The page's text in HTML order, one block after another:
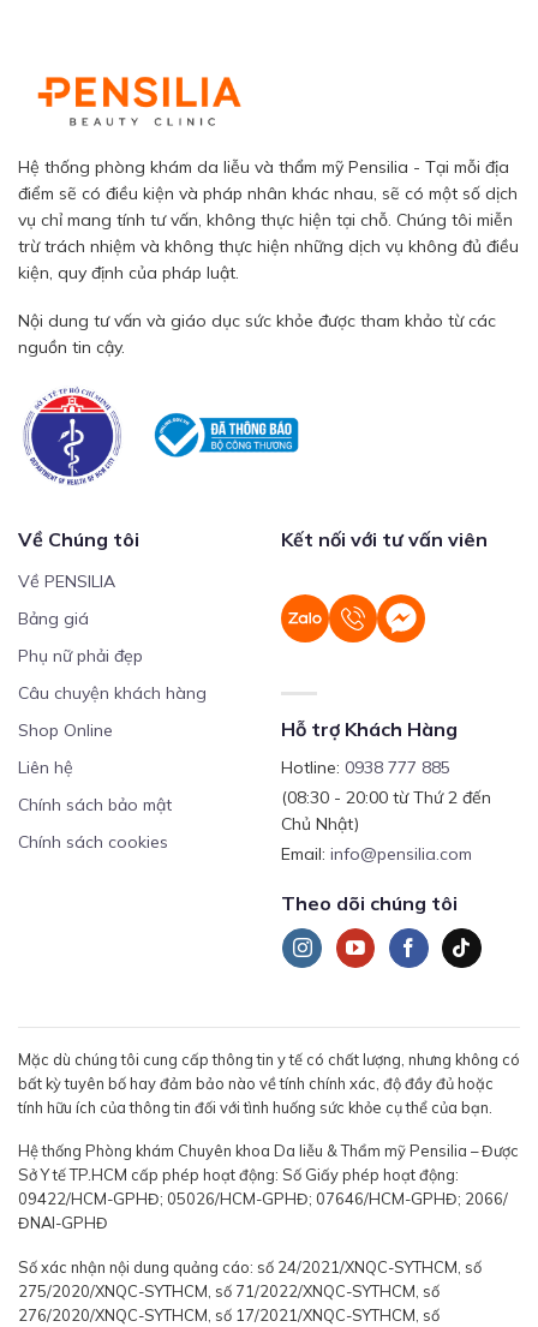
Hệ thống phòng khám da liễu và thẩm mỹ Pensilia - Tại mỗi địa
điểm sẽ có điều kiện và pháp nhân khác nhau, sẽ có một số dịch
vụ chỉ mang tính tư vấn, không thực hiện tại chỗ. Chúng tôi miễn
trừ trách nhiệm và không thực hiện những dịch vụ không đủ điều
kiện, quy định của pháp luật.
Nội dung tư vấn và giáo dục sức khỏe được tham khảo từ các
nguồn tin cậy.
Về Chúng tôi
Về PENSILIA
Bảng giá
Phụ nữ phải đẹp
Câu chuyện khách hàng
Shop Online
Liên hệ
Chính sách bảo mật
Chính sách cookies
Kết nối với tư vấn viên
Hỗ trợ Khách Hàng
Hotline: 0938 777 885
(08:30 - 20:00 từ Thứ 2 đến
Chủ Nhật)
Email: info@pensilia.com
Theo dõi chúng tôi
Mặc dù chúng tôi cung cấp thông tin y tế có chất lượng, nhưng không có
bất kỳ tuyên bố hay đảm bảo nào về tính chính xác, độ đầy đủ hoặc
tính hữu ích của thông tin đối với tình huống sức khỏe cụ thể của bạn.
Hệ thống Phòng khám Chuyên khoa Da liễu & Thẩm mỹ Pensilia – Được
Sở Y tế TP.HCM cấp phép hoạt động: Số Giấy phép hoạt động:
09422/HCM-GPHĐ; 05026/HCM-GPHĐ; 07646/HCM-GPHĐ; 2066/
ĐNAI-GPHĐ
Số xác nhận nội dung quảng cáo: số 24/2021/XNQC-SYTHCM, số
275/2020/XNQC-SYTHCM, số 71/2022/XNQC-SYTHCM, số
276/2020/XNQC-SYTHCM, số 17/2021/XNQC-SYTHCM, số